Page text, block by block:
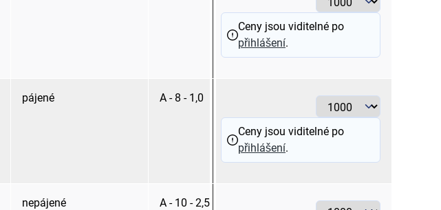
Ceny jsou viditelné po
přihlášení.
pájené A - 8 - 1,0 červená
Ceny jsou viditelné po
přihlášení.
nepájené A - 10 - 2,5 modrá